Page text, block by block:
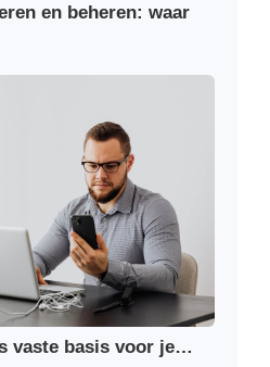
en beheren: waar
vaste basis voor je…